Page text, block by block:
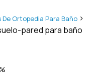
Ortopedia Para Baño >
pared para baño